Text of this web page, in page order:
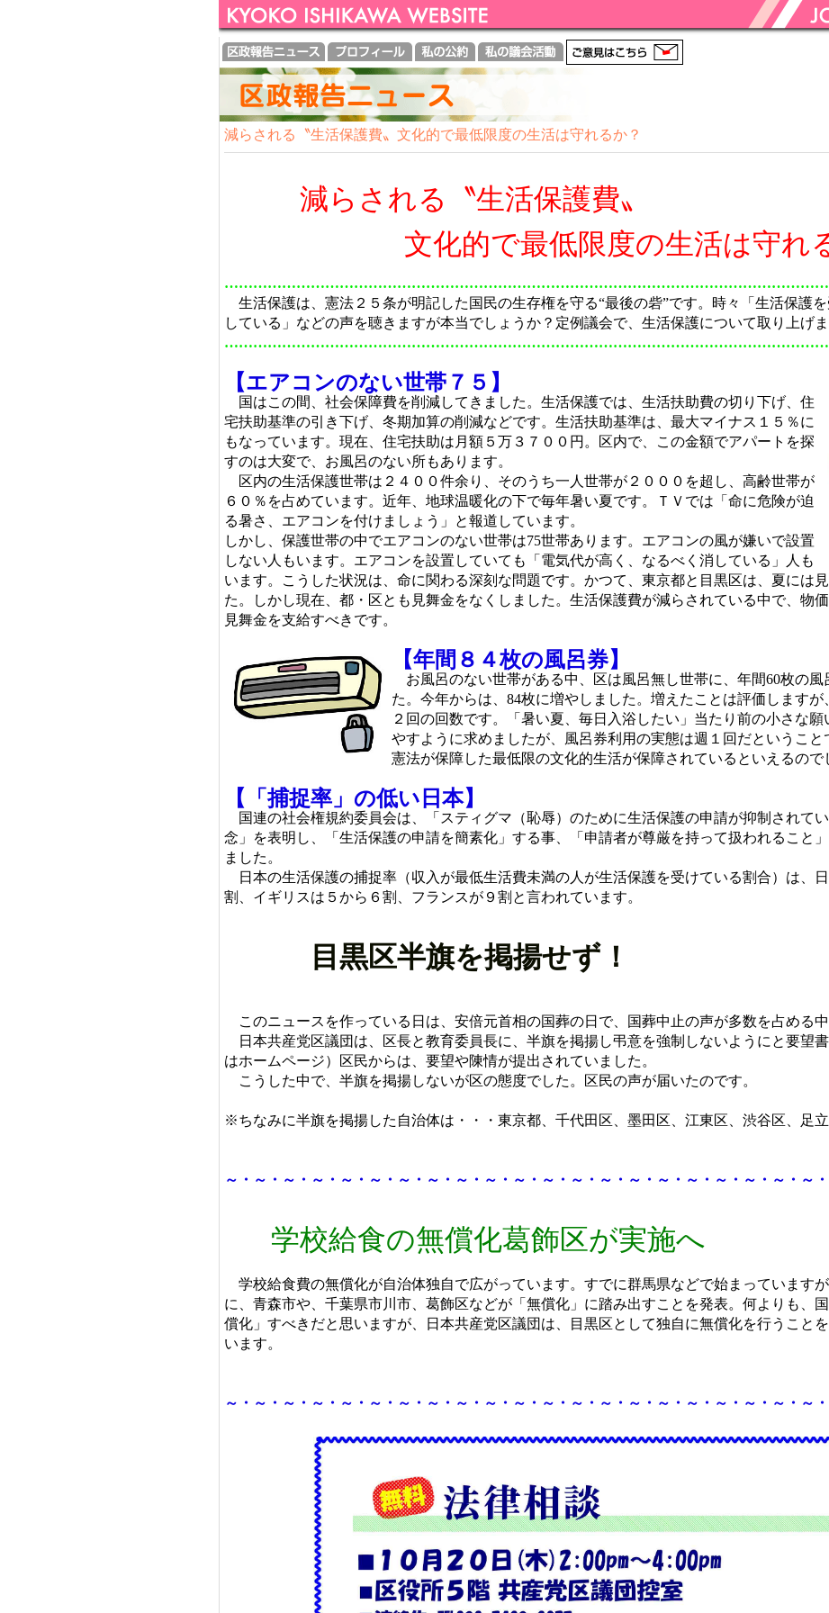
減らされる〝生活保護費〟文化的で最低限度の生活は守れるか？
減らされる〝生活保護費〟
文化的で最低限度の生活は守れる
生活保護は、憲法２５条が明記した国民の生存権を守る“最後の砦”です。時々「生活保護
している」などの声を聴きますが本当でしょうか？定例議会で、生活保護について取り上げま
【エアコンのない世帯７５】
国はこの間、社会保障費を削減してきました。生活保護では、生活扶助費の切り下げ、住
宅扶助基準の引き下げ、冬期加算の削減などです。生活扶助基準は、最大マイナス１５％に
もなっています。現在、住宅扶助は月額５万３７００円。区内で、この金額でアパートを探
すのは大変で、お風呂のない所もあります。
区内の生活保護世帯は２４００件余り、そのうち一人世帯が２０００を超し、高齢世帯が
６０％を占めています。近年、地球温暖化の下で毎年暑い夏です。ＴＶでは「命に危険が迫
る暑さ、エアコンを付けましょう」と報道しています。
しかし、保護世帯の中でエアコンのない世帯は75世帯あります。エアコンの風が嫌いで設置
しない人もいます。エアコンを設置していても「電気代が高く、なるべく消している」人も
います。こうした状況は、命に関わる深刻な問題です。かつて、東京都と目黒区は、夏には
た。しかし現在、都・区とも見舞金をなくしました。生活保護費が減らされている中で、物
見舞金を支給すべきです。
【年間８４枚の風呂券】
お風呂のない世帯がある中、区は風呂無し世帯に、年間60枚の風
た。今年からは、84枚に増やしました。増えたことは評価しますが
２回の回数です。「暑い夏、毎日入浴したい」当たり前の小さな
やすように求めましたが、風呂券利用の実態は週１回だということ
憲法が保障した最低限の文化的生活が保障されているといえるので
【「捕捉率」の低い日本】
国連の社会権規約委員会は、「スティグマ（恥辱）のために生活保護の申請が抑制されて
念」を表明し、「生活保護の申請を簡素化」する事、「申請者が尊厳を持って扱われること
ました。
日本の生活保護の捕捉率（収入が最低生活費未満の人が生活保護を受けている割合）は、
割、イギリスは５から６割、フランスが９割と言われています。
目黒区半旗を掲揚せず！
このニュースを作っている日は、安倍元首相の国葬の日で、国葬中止の声が多数を占める中
日本共産党区議団は、区長と教育委員長に、半旗を掲揚し弔意を強制しないようにと要望
はホームページ）区民からは、要望や陳情が提出されていました。
こうした中で、半旗を掲揚しないが区の態度でした。区民の声が届いたのです。
※ちなみに半旗を掲揚した自治体は・・・東京都、千代田区、墨田区、江東区、渋谷区、足
～・～・～・～・～・～・～・～・～・～・～・～・～・～・～・～・～・～・～・～・～
学校給食の無償化葛飾区が実施へ
学校給食費の無償化が自治体独自で広がっています。すでに群馬県などで始まっています
に、青森市や、千葉県市川市、葛飾区などが「無償化」に踏み出すことを発表。何よりも、
償化」すべきだと思いますが、日本共産党区議団は、目黒区として独自に無償化を行うこと
います。
～・～・～・～・～・～・～・～・～・～・～・～・～・～・～・～・～・～・～・～・～